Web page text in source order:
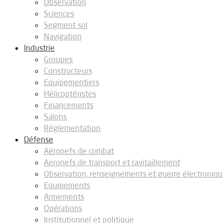
Observation
Sciences
Segment sol
Navigation
Industrie
Groupes
Constructeurs
Equipementiers
Hélicoptéristes
Financements
Salons
Réglementation
Défense
Aéronefs de combat
Aeronefs de transport et ravitaillement
Observation, renseignements et guerre
Equipements
Armements
Opérations
Institutionnel et politique